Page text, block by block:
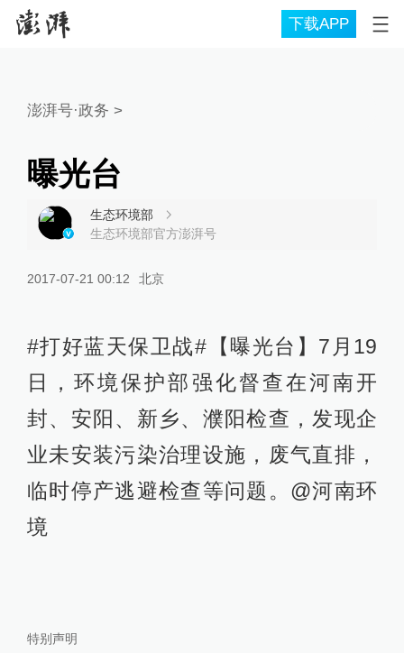
下载APP
澎湃号·政务 >
曝光台
生态环境部
生态环境部官方澎湃号
2017-07-21 00:12 北京
#打好蓝天保卫战#【曝光台】7月19
日，环境保护部强化督查在河南开
封、安阳、新乡、濮阳检查，发现企
业未安装污染治理设施，废气直排，
临时停产逃避检查等问题。@河南环
境 ​​​​
特别声明